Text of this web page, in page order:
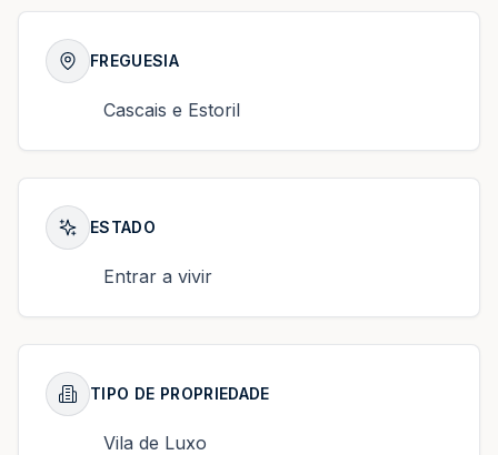
FREGUESIA
Cascais e Estoril
ESTADO
Entrar a vivir
TIPO DE PROPRIEDADE
Vila de Luxo